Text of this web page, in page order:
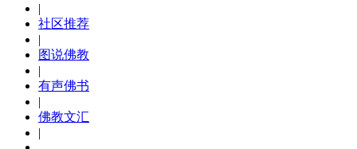
|
社区推荐
|
图说佛教
|
有声佛书
|
佛教文汇
|